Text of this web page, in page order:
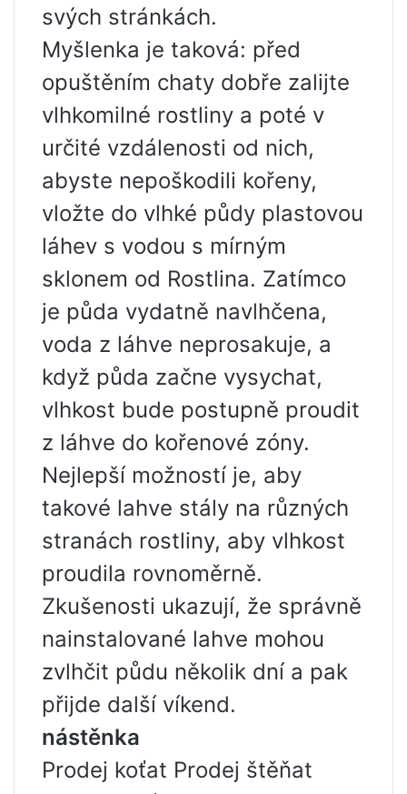
svých stránkách.
Myšlenka je taková: před
opuštěním chaty dobře zalijte
vlhkomilné rostliny a poté v
určité vzdálenosti od nich,
abyste nepoškodili kořeny,
vložte do vlhké půdy plastovou
láhev s vodou s mírným
sklonem od Rostlina. Zatímco
je půda vydatně navlhčena,
voda z láhve neprosakuje, a
když půda začne vysychat,
vlhkost bude postupně proudit
z láhve do kořenové zóny.
Nejlepší možností je, aby
takové lahve stály na různých
stranách rostliny, aby vlhkost
proudila rovnoměrně.
Zkušenosti ukazují, že správně
nainstalované lahve mohou
zvlhčit půdu několik dní a pak
přijde další víkend.
nástěnka
Prodej koťat Prodej štěňat